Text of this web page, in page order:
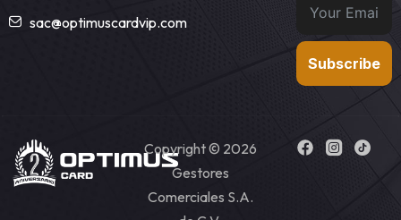
sac@optimuscardvip.com
Subscribe
Copyright © 2026
Gestores
Comerciales S.A.